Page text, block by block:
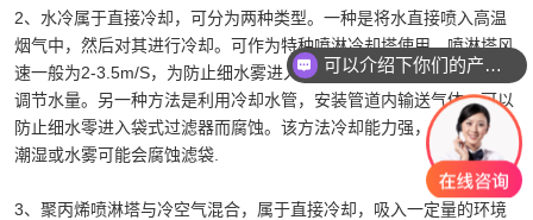
2、水冷属于直接冷却，可分为两种类型。一种是将水直接喷入高温
烟气中，然后对其进行冷却。可作为特种喷淋冷却塔使用。喷淋塔风
速一般为2-3.5m/S，为防止细水雾进入袋式除尘器，可采用温控系统
调节水量。另一种方法是利用冷却水管，安装管道内输送气体，可以
防止细水零进入袋式过滤器而腐蚀。该方法冷却能力强，占地有积小
潮湿或水雾可能会腐蚀滤袋.
3、聚丙烯喷淋塔与冷空气混合，属于直接冷却，吸入一定量的环境
可以介绍下你们的产品么？